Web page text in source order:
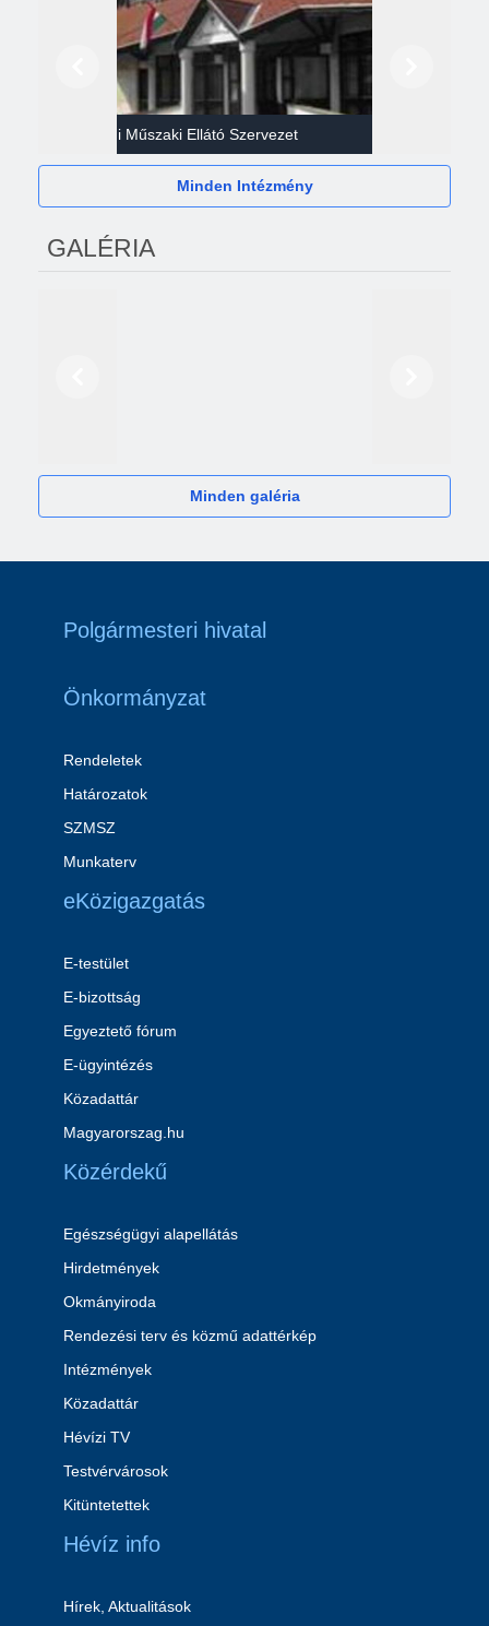
Gazdasági Műszaki Ellátó Szervezet
Minden Intézmény
GALÉRIA
Minden galéria
Polgármesteri hivatal
Önkormányzat
Rendeletek
Határozatok
SZMSZ
Munkaterv
eKözigazgatás
E-testület
E-bizottság
Egyeztető fórum
E-ügyintézés
Közadattár
Magyarorszag.hu
Közérdekű
Egészségügyi alapellátás
Hirdetmények
Okmányiroda
Rendezési terv és közmű adattérkép
Intézmények
Közadattár
Hévízi TV
Testvérvárosok
Kitüntetettek
Hévíz info
Hírek, Aktualitások